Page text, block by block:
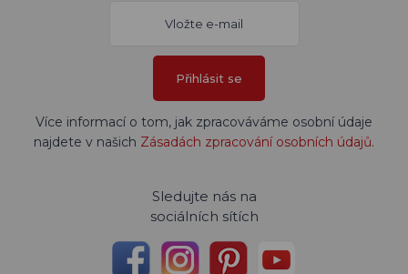
Přihlásit se
Více informací o tom, jak zpracováváme osobní údaje
najdete v našich Zásadách zpracování osobních údajů.
Sledujte nás na
sociálních sítích